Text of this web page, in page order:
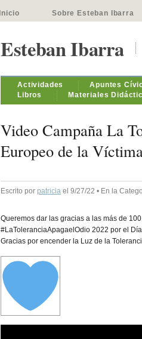
Inicio Sobre Esteban Ibarra
Esteban Ibarra
Actividades Apuntes
Libros
Materiales
Video Campaña La
Europeo de la
Escrito por patricia el 9/27/22 • En la
Queremos dar las gracias a las más de
#LaToleranciaApagaelOdio 2022 por el
Gracias por encender la Luz de la